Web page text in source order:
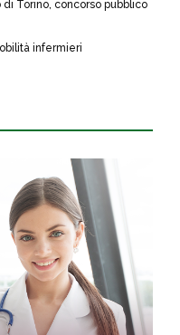
Torino, concorso pubblico
infermieri